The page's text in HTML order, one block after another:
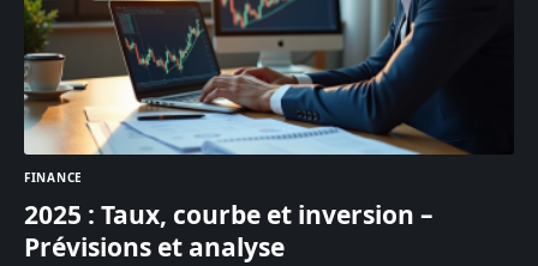
FINANCE
2025 : Taux, courbe et inversion –
Prévisions et analyse